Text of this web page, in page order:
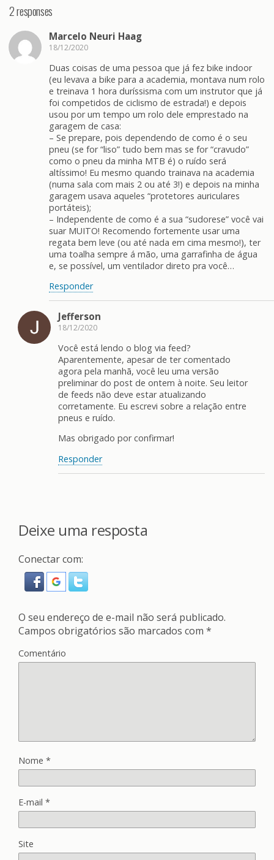
2 responses
Marcelo Neuri Haag
18/12/2020
Duas coisas de uma pessoa que já fez bike indoor
(eu levava a bike para a academia, montava num rolo
e treinava 1 hora duríssisma com um instrutor que já
foi competidos de ciclismo de estrada!) e depois
usou por um tempo um rolo dele emprestado na
garagem de casa:
– Se prepare, pois dependendo de como é o seu
pneu (se for “liso” tudo bem mas se for “cravudo”
como o pneu da minha MTB é) o ruído será
altíssimo! Eu mesmo quando trainava na academia
(numa sala com mais 2 ou até 3!) e depois na minha
garagem usava aqueles “protetores auriculares
portáteis);
– Independente de como é a sua “sudorese” você vai
suar MUITO! Recomendo fortemente usar uma
regata bem leve (ou até nada em cima mesmo!), ter
uma toalha sempre á mão, uma garrafinha de água
e, se possível, um ventilador direto pra você…
Responder
Jefferson
18/12/2020
Você está lendo o blog via feed?
Aparentemente, apesar de ter comentado
agora pela manhã, você leu uma versão
preliminar do post de ontem à noite. Seu leitor
de feeds não deve estar atualizando
corretamente. Eu escrevi sobre a relação entre
pneus e ruído.
Mas obrigado por confirmar!
Responder
Deixe uma resposta
Conectar com:
O seu endereço de e-mail não será publicado.
Campos obrigatórios são marcados com *
Comentário
Nome *
E-mail *
Site